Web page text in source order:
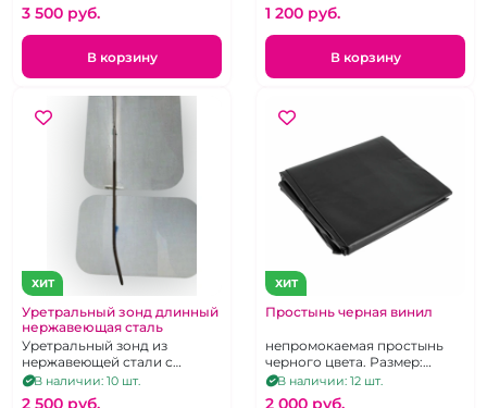
3 500 pуб.
В корзину
1 200 pуб.
В корзину
ХИТ
Уретральный зонд длинный
нержавеющая сталь
Уретральный зонд из
нержавеющей стали с
изгибом и заостренным
кончиком
В наличии: 10 шт.
2 500 pуб.
ХИТ
Простынь черная винил
непромокаемая простынь
черного цвета. Размер:
160x200 см.
В наличии: 12 шт.
2 000 pуб.